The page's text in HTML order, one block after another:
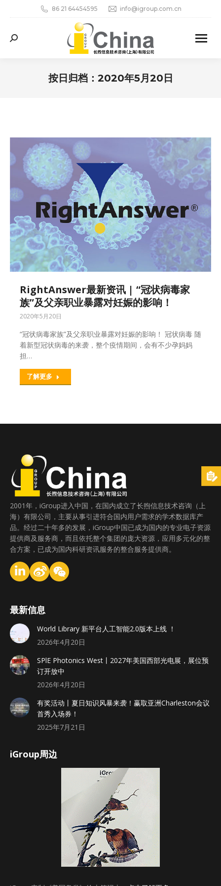
86 21 64454595 info@igroup.com.cn
Search:
按日归档： 2020年5月20日
RightAnswer最新资讯 | “冠状病毒家
族”及父亲职业暴露对妊娠的影响！
2020年5月20日
“冠状病毒家族”及父亲职业暴露对妊娠的影响！ 冠状病毒 随
着新型冠状病毒的来袭，整个疫情期间，会有不少孕妈妈
担…
了解更多
2001年，iGroup进入中国，在国内成立了长煦信息技术咨询（上
海）有限公司，主要从事引进符合国内用户需求的学术数据库产
品。经过二十年多的发展，iGroup中国已成为国内的专业电子资源
提供商及服务商，而且依托整个集团的庞大资源，应用多元化的整
合方案，已成为国内科研资讯服务的整合服务提供商。
最新信息
World Library 新平台人工智能2.0版本上线 ！
2026年4月20日
SPlE Photonics West丨2027年美国西部光电展，展位预
订开放中
2026年4月20日
有奖活动丨夏日知识风暴来袭！赢取亚洲Charleston会议
首秀入场券！
2025年7月21日
iGroup周边